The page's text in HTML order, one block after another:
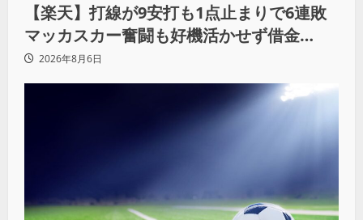
【楽天】打線が9安打も1点止まりで6連敗
マッカスカー奮闘も好機活かせず借金
「22」
2026年8月6日